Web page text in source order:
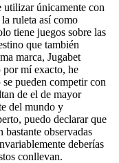
utilizar únicamente con
ruleta así­ como
tiene juegos sobre las
que también
marca, Jugabet
por mí exacto, he
pueden competir con
de el de mayor
del mundo y
puedo declarar que
observadas
deberías
conllevan.